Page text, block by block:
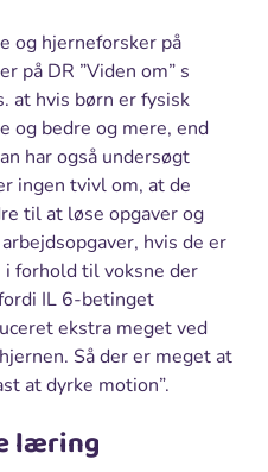
og hjerneforsker på
på DR ”Viden om” s
at hvis børn er fysisk
og bedre og mere, end
har også undersøgt
ingen tvivl om, at de
til at løse opgaver og
hvis de er
forhold til voksne der
IL 6-betinget
ekstra meget ved
Så der er meget at
at dyrke motion”.
læring